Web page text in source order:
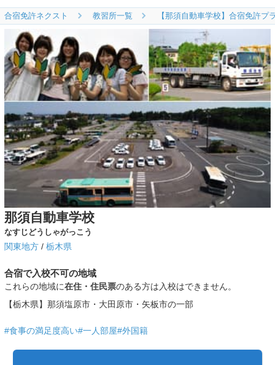
合宿免許ネクスト 教習所一覧 【那須自動車学校】合宿免許
那須自動車学校
なすじどうしゃがっこう
関東地方 / 栃木県
合宿で入校不可の地域
これらの地域に在住・住民票のある方は入校はできません。
【栃木県】那須塩原市・大田原市・矢板市の一部
#食事の満足度高い#一人部屋#外国籍